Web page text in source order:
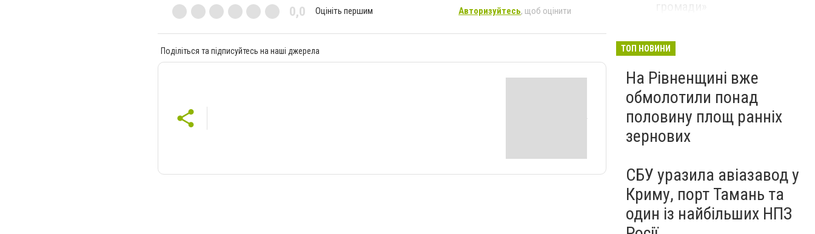
0,0 Оцініть першим Авторизуйтесь, щоб оцінити
Поділіться та підписуйтесь на наші джерела ТОП НОВИНИ
На Рівненщині вже
обмолотили понад
половину площ ранніх
зернових
СБУ уразила авіазавод у
Криму, порт Тамань та
один із найбільших НПЗ